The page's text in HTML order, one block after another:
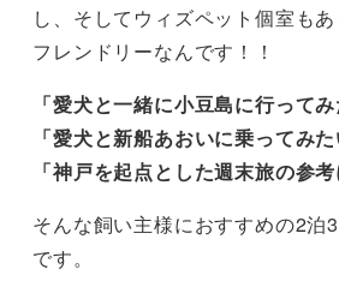
し、そしてウィズペット個室も
フレンドリーなんです！！
「愛犬と一緒に小豆島に行ってみ
「愛犬と新船あおいに乗ってみた
「神戸を起点とした週末旅の参考
そんな飼い主様におすすめの2泊
です。